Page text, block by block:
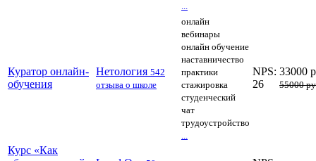
...
Куратор онлайн-
обучения
Нетология 542
отзыва о школе
онлайн
вебинары
онлайн обучение
наставничество
практики
стажировка
студенческий
чат
трудоустройство
...
NPS:
26
33000
55000
Курс «Как